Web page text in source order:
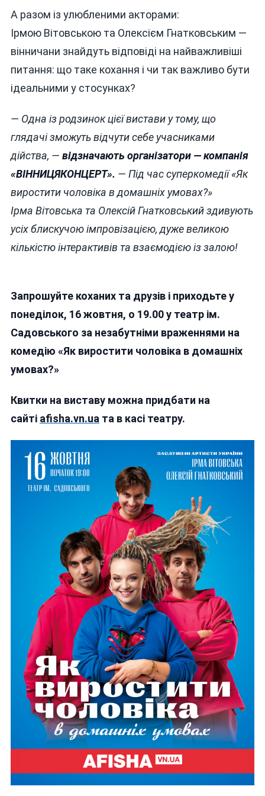
А разом із улюбленими акторами:
Ірмою Вітовською та Олексієм Гнатковським —
вінничани знайдуть відповіді на найважливіші
питання: що таке кохання і чи так важливо бути
ідеальними у стосунках?
— Одна із родзинок цієї вистави у тому, що
глядачі зможуть відчути себе учасниками
дійства, — відзначають організатори — компанія
«ВІННИЦЯКОНЦЕРТ». — Під час суперкомедії «Як
виростити чоловіка в домашніх умовах?»
Ірма Вітовська та Олексій Гнатковський здивують
усіх блискучою імпровізацією, дуже великою
кількістю інтерактивів та взаємодією із залою!
Запрошуйте коханих та друзів і приходьтеу
понеділок, 16 жовтня, о 19.00 у театр ім.
Садовського за незабутніми враженнями на
комедію «Як виростити чоловіка в домашніх
умовах?»
Квитки на виставу можна придбати на
сайті afisha.vn.ua та в касі театру.